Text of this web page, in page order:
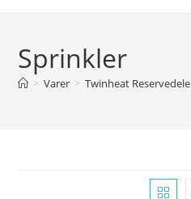
Sprinkler
> Varer > Twinheat Reservedele